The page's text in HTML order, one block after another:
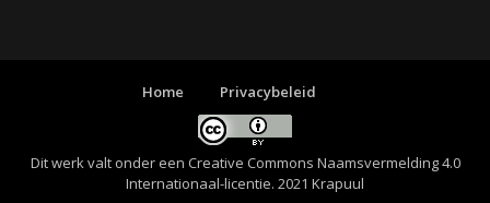
Home Privacybeleid
Dit werk valt onder een Creative Commons Naamsvermelding 4.0
Internationaal-licentie. 2021 Krapuul